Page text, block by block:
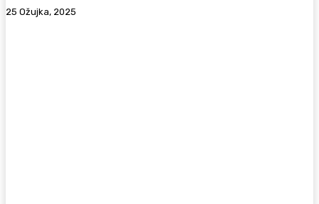
25 Ožujka, 2025